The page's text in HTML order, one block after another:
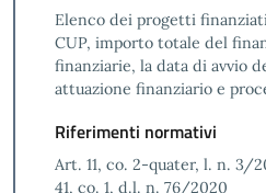
Elenco dei progetti
CUP, importo totale del
finanziarie, la data di avvio
attuazione finanziario e
Riferimenti normativi
Art. 11, co. 2-quater, l. n. 3/
41, co. 1, d.l. n. 76/2020